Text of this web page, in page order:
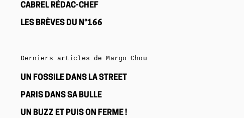
CABREL RÉDAC-CHEF
LES BRÈVES DU N°166
Derniers articles de Margo Chou
UN FOSSILE DANS LA STREET
PARIS DANS SA BULLE
UN BUZZ ET PUIS ON FERME !